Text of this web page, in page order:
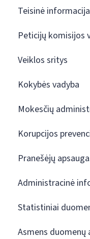
Teisinė informacija
Peticijų komisijos
Veiklos sritys
Kokybės vadyba
Mokesčių
Korupcijos
Pranešėjų
Administracinė
Statistiniai
Asmens duomenų